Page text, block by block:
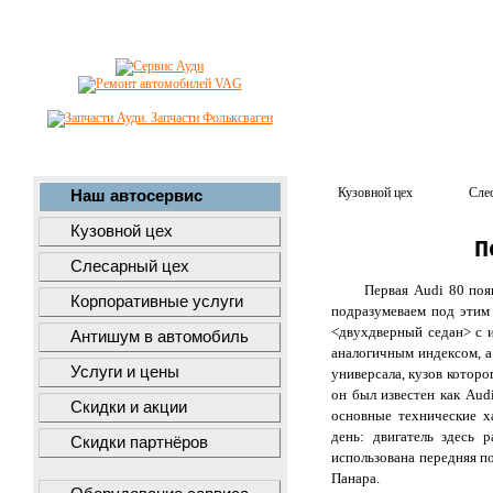
Наш автосервис
Кузовной цех
Слесарный цех
Корпоративные услуги
Антишум в автомобиль
Услуги и цены
Скидки и акции
Скидки партнёров
Кузовной цех
Первая Audi 80
подразумеваем под
<двухдверный седан> с
аналогичным индексом,
универсала, кузов
он был известен как
основные технические
день: двигатель здесь
использована передняя
Панара.